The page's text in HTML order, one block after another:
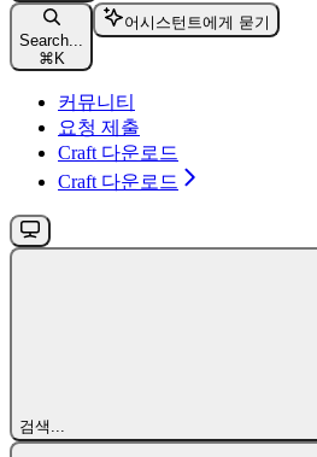
Search...
⌘ K
어시스턴트에게 묻기
커뮤니티
요청 제출
Craft 다운로드
Craft 다운로드
검색...